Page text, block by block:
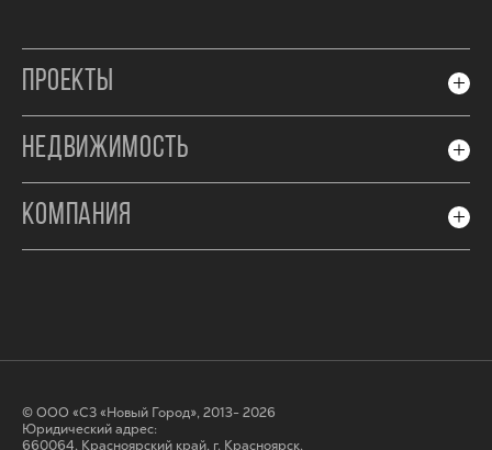
ПРОЕКТЫ
НЕДВИЖИМОСТЬ
КОМПАНИЯ
© ООО «СЗ «Новый Город», 2013- 2026
Юридический адрес:
660064, Красноярский край, г. Красноярск,